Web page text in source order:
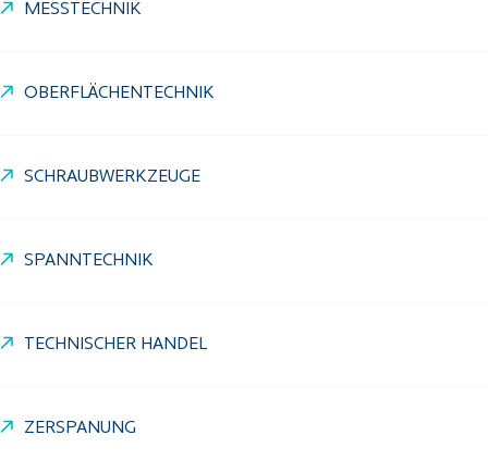
MESSTECHNIK
OBERFLÄCHENTECHNIK
SCHRAUBWERKZEUGE
SPANNTECHNIK
TECHNISCHER HANDEL
ZERSPANUNG